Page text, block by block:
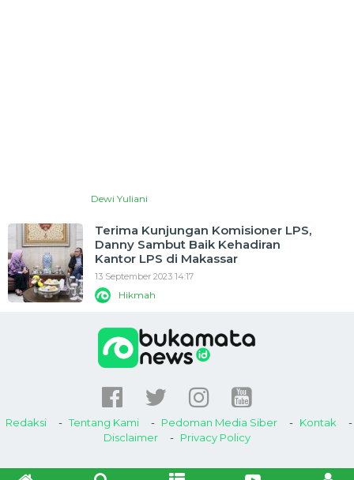
Dewi Yuliani
Terima Kunjungan Komisioner LPS,
Danny Sambut Baik Kehadiran
Kantor LPS di Makassar
13 September 2023 14:17
Hikmah
Redaksi Tentang Kami Pedoman Media Siber
Kontak
Disclaimer
Privacy Policy